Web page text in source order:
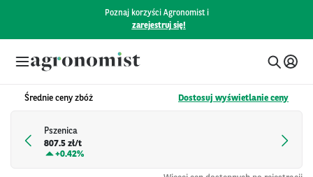
Poznaj korzyści Agronomist i
zarejestruj się!
Średnie ceny zbóż Dostosuj wyświetlanie ceny
Pszenica
807.5 zł/t
+0.42%